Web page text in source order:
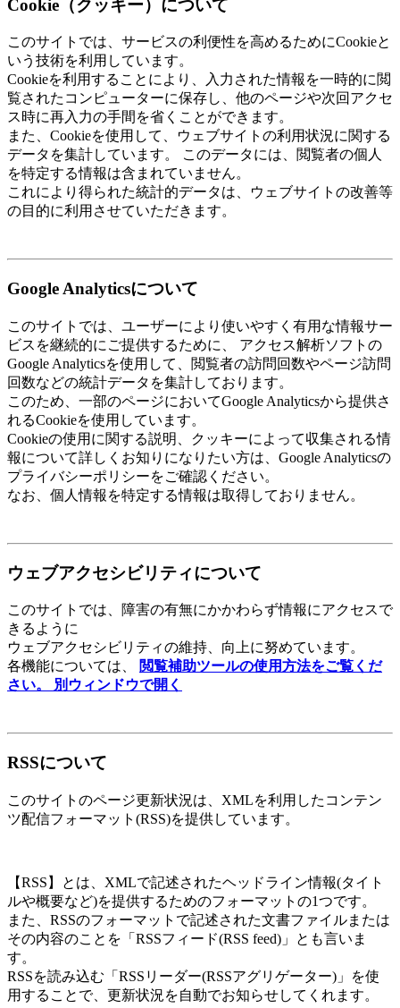
Cookie（クッキー）について
このサイトでは、サービスの利便性を高めるためにCookieと
いう技術を利用しています。
Cookieを利用することにより、入力された情報を一時的に閲
覧されたコンピューターに保存し、他のページや次回アクセ
ス時に再入力の手間を省くことができます。
また、Cookieを使用して、ウェブサイトの利用状況に関する
データを集計しています。 このデータには、閲覧者の個人
を特定する情報は含まれていません。
これにより得られた統計的データは、ウェブサイトの改善等
の目的に利用させていただきます。
Google Analyticsについて
このサイトでは、ユーザーにより使いやすく有用な情報サー
ビスを継続的にご提供するために、 アクセス解析ソフトの
Google Analyticsを使用して、閲覧者の訪問回数やページ訪問
回数などの統計データを集計しております。
このため、一部のページにおいてGoogle Analyticsから提供さ
れるCookieを使用しています。
Cookieの使用に関する説明、クッキーによって収集される情
報について詳しくお知りになりたい方は、Google Analyticsの
プライバシーポリシーをご確認ください。
なお、個人情報を特定する情報は取得しておりません。
ウェブアクセシビリティについて
このサイトでは、障害の有無にかかわらず情報にアクセスで
きるように
ウェブアクセシビリティの維持、向上に努めています。
各機能については、
閲覧補助ツールの使用方法をご覧くだ
さい。
別ウィンドウで開く
RSSについて
このサイトのページ更新状況は、XMLを利用したコンテン
ツ配信フォーマット(RSS)を提供しています。
【RSS】とは、XMLで記述されたヘッドライン情報(タイト
ルや概要など)を提供するためのフォーマットの1つです。
また、RSSのフォーマットで記述された文書ファイルまたは
その内容のことを「RSSフィード(RSS feed)」とも言いま
す。
RSSを読み込む「RSSリーダー(RSSアグリゲーター)」を使
用することで、更新状況を自動でお知らせしてくれます。